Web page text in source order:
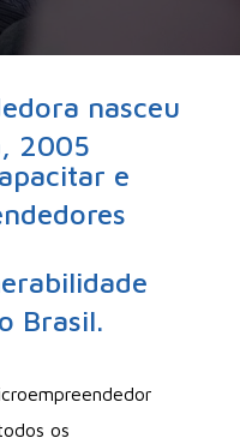
nasceu
2005
e
Brasil.
os